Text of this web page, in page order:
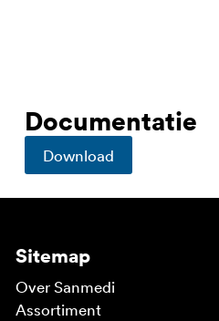
Documentatie
Download
Sitemap
Over Sanmedi
Assortiment